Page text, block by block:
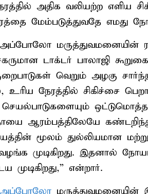
அதிக வலியற்ற எளிய
மேம்படுத்துவதே எமது
மருத்துவமனையின்
டாக்டர் பாலாஜி
வெறும் அழகு
உரிய நேரத்தில் சிகிச்சை
ஆரம்பத்திலேயே
மூலம் துல்லியமான
முடிகிறது. இதனால்
என்றார்.
அப்போலோ மருத்துவமனையின்